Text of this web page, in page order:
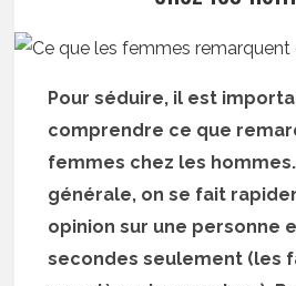
Pour séduire, il est
comprendre ce que
femmes chez les
générale, on se fait
opinion sur une personne
secondes seulement (les